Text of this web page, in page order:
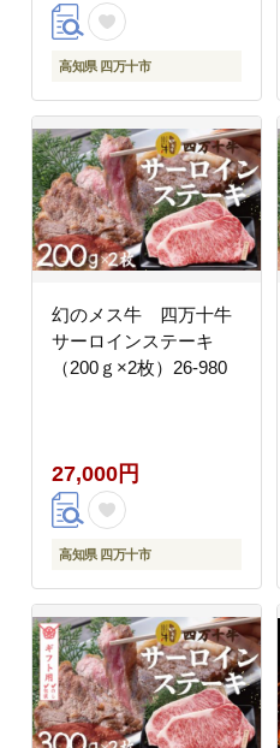
高知県 四万十市
幻のメス牛 四万十牛
サーロインステーキ
（200ｇ×2枚）26-980
27,000円
高知県 四万十市